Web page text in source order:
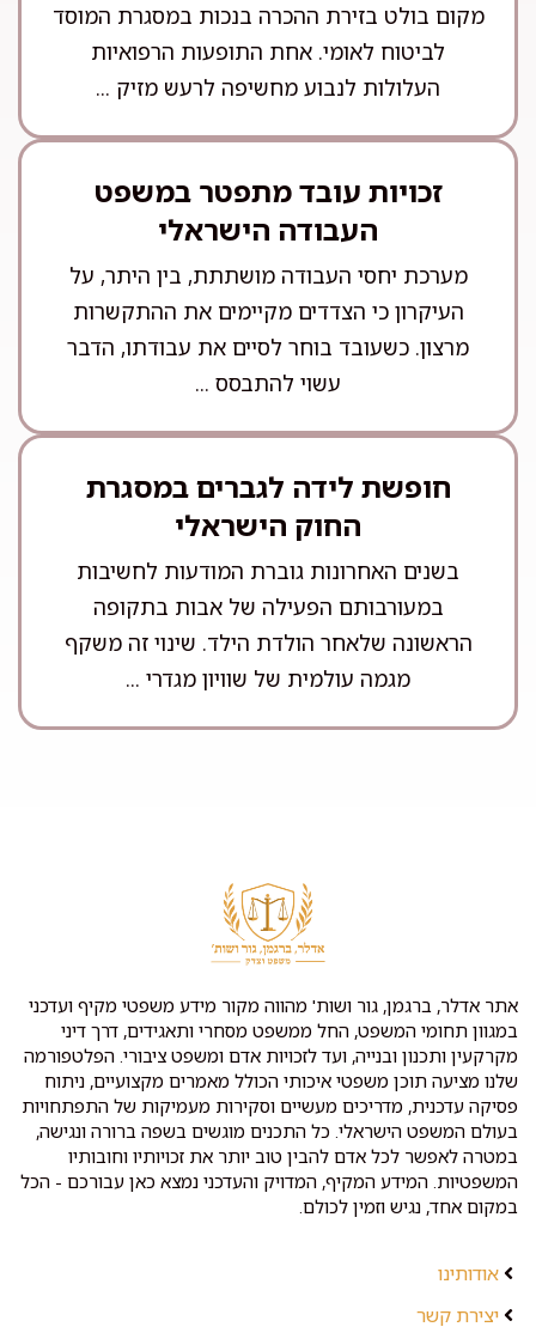
מקום בולט בזירת ההכרה בנכות במסגרת המוסד
לביטוח לאומי. אחת התופעות הרפואיות
העלולות לנבוע מחשיפה לרעש מזיק ...
זכויות עובד מתפטר במשפט
העבודה הישראלי
מערכת יחסי העבודה מושתתת, בין היתר, על
העיקרון כי הצדדים מקיימים את ההתקשרות
מרצון. כשעובד בוחר לסיים את עבודתו, הדבר
עשוי להתבסס ...
חופשת לידה לגברים במסגרת
החוק הישראלי
בשנים האחרונות גוברת המודעות לחשיבות
במעורבותם הפעילה של אבות בתקופה
הראשונה שלאחר הולדת הילד. שינוי זה משקף
מגמה עולמית של שוויון מגדרי ...
אתר אדלר, ברגמן, גור ושות' מהווה מקור מידע משפטי מקיף ועדכני
במגוון תחומי המשפט, החל ממשפט מסחרי ותאגידים, דרך דיני
מקרקעין ותכנון ובנייה, ועד לזכויות אדם ומשפט ציבורי. הפלטפורמה
שלנו מציעה תוכן משפטי איכותי הכולל מאמרים מקצועיים, ניתוח
פסיקה עדכנית, מדריכים מעשיים וסקירות מעמיקות של התפתחויות
בעולם המשפט הישראלי. כל התכנים מוגשים בשפה ברורה ונגישה,
במטרה לאפשר לכל אדם להבין טוב יותר את זכויותיו וחובותיו
המשפטיות. המידע המקיף, המדויק והעדכני נמצא כאן עבורכם - הכל
במקום אחד, נגיש וזמין לכולם.
אודותינו
יצירת קשר